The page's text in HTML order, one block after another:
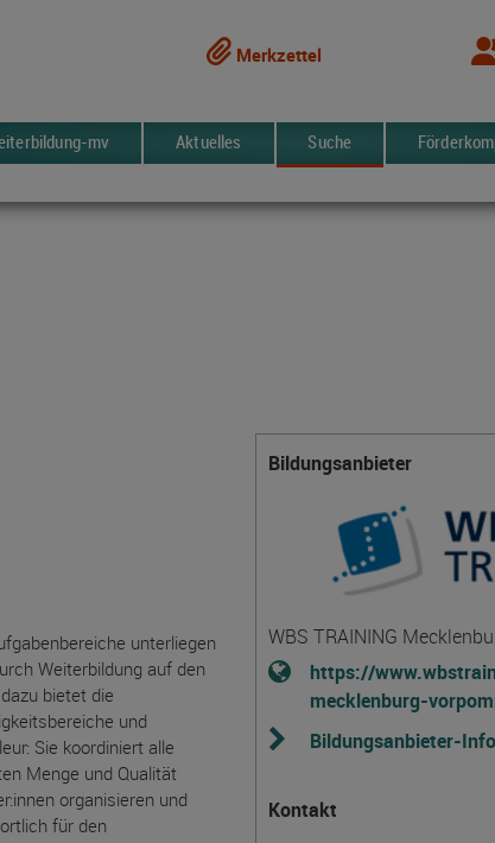
Merkzettel
mv Aktuelles Suche
unterliegen
Weiterbildung auf den
bietet die
und
Sie koordiniert alle
Menge und Qualität
organisieren und
für den
Bildungsanbieter
WBS TRAINING
https://
mecklenburg-
Bildungsanbieter-
Kontakt